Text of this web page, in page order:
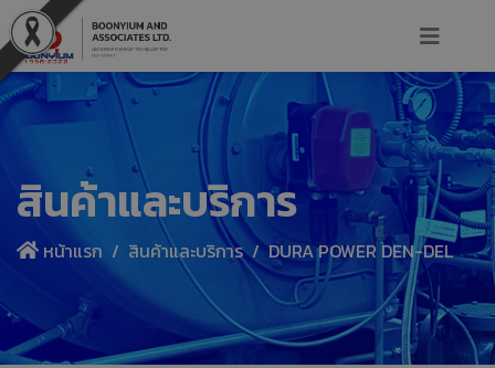
สินค้าและบริการ
หน้าแรก สินค้าและบริการ DURA POWER DEN-DEL